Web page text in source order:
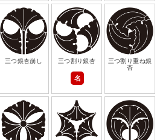
三つ銀杏崩し 三つ割り銀杏
名
三つ割り重ね銀
杏